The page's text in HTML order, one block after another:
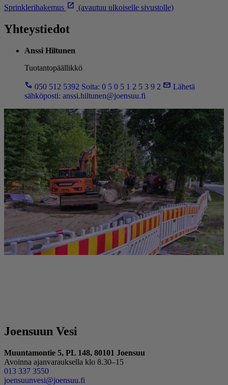
Sprinklerihakemus
(avautuu ulkoiselle sivustolle)
Yhteystiedot
Anssi Hiltunen
Tuotantopäällikkö
050 512 5392 Soita: 0 5 0 5 1 2 5 3 9 2
Lähetä
sähköposti: anssi.hiltunen@joensuu.fi
Joensuun Vesi
Muuntamontie 5, PL 148, 80101 Joensuu
Avoinna ajanvarauksella klo 8.30–15
013 337 3550
joensuunvesi@joensuu.fi